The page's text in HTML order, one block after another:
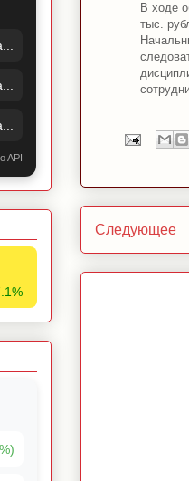
В ходе
тыс.
Следующее
API